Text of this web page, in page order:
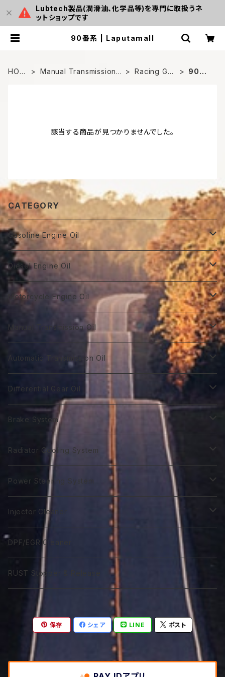
Lubtech製品(潤滑油、化学品等)を専門に取扱うネ
ットショップです
90番系 | Laputamall
HOM
Manual Transmission
Racing Gea
90番
該当する商品が見つかりませんでした。
CATEGORY
Gasoline Engine Oil
GT Racing
GTR 0W-10
GTR 0Ｗ-20
GTR 10W-30
GTR 5Ｗ-40
GTR 10W-40
GTR 5W-50
GTR 10W-50
GTR 20W-50
GTR 10W-60
GT Autobahn
GTA 0W-20
GTA 5W-20
GTA 5W-30
GTA 5W-40
GTA 10W-40
GTA 15W-50
GTA 20W-50
Hybrid Car Oil
First 0W-10
First 0W-20
First 0W30
Excel 0W-20
Excel 0W-30
Excel 0W-40
Sport 0W-20
Sport 0W-30
Sport 0W-40
Super Touring
ST 0W-20
ST 0W-30
ST 10W-40
ST 5W-50
ST 10W-50
ST 15W-50
Sports VGX
VGX 0W-16
VGX 0W-20
VGX 5W-30
VGX 0W-40
VGX 5W-40
VGX 10W-40
VGX 5W-50
Classico
Classico 10W-40
Classico 15W-40
Classico 20W-40
Classico 5W-50
Classico 15W-50
Classico 20W-50A
Classico 20W-50B
Diesel Engine Oil
Diesel Power DL-1
DL-1 0W-30
DL-1 5W-30
Diesel Power DH-2
DH-2 10W-30
DH-2 15W-40
DH-2 20W-50 ＊
Sports VGX SN EURO-8
Euro C2 0W-30
Euro C2 5W-30
Euro C3 5W-40
Sports VGX SN EURO-12
Euro C3 0W-30
Euro C3 5W-30
Euro C3 5W-40
Motorcycle Engine Oil
Biker 4T
Biker 4T Type R
Biker 4T Type S
Biker 4T Type N
Biker 4T Type L
Biker 2T
Biker 2T Type R
Biker 2T Type S
Biker 2T Type N
Manual Transmission Oil
Racing Gear
75番系
80番系
75W-90
75W-120
85W-90
85W-140
GT Gear
60番系
70番系
75W-120
75W-140
85W-140
Syn Gear
70番系
75番系
90番系
75W-120
75W-140
Extra Gear
75番系
80番系
85番系
75W-90
Automatic Transmission Oil
ATF Spec -Ⅰ
ATF Spec -Ⅱ
ATF Spec -Ⅲ⁺
ATF Spec -Ⅲ⁺L
ATF Spec -Ⅲ⁺X
ATF Spec -Ⅲ⁺RSZ
ATF Spec -Ⅵ
DCTF Type R
ATF LVF
Differential Gear Oil
GT Gear
75番系
80番系
120番系
Syn Gear
75番系
80番系
90番系
Extra Gear
75番系
80番系
Syn Gear 250
85W-250
85W-250M
Brake System
Racing 650
Super 510
Sport 400
Sport 300
Radiator Cooling System
Super DX Coolant
Coolish Energy
Coolant Restore
Coolant Leakstpper
Power Steering System
PSF type R
PSF type Ｎ
Injector Cleaner
M IC D
M IC G
DPF/EGR Cleaner
RUST Stopper & Release
保存 シェア LINE ポスト